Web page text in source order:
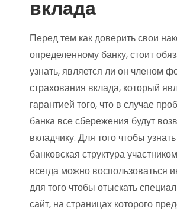
вклада
Перед тем как доверить свои
определенному банку, стоит
узнать, является ли он членом
страхования вклада, который
гарантией того, что в случае
банка все сбережения будут
вкладчику. Для того чтобы
банковская структура
всегда можно воспользоваться
для того чтобы отыскать
сайт, на страницах которого